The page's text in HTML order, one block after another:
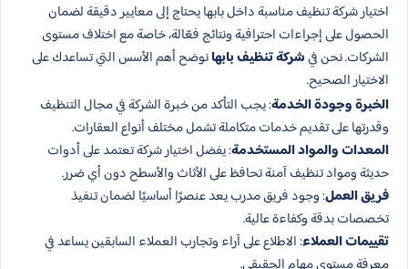
اختيار شركة تنظيف مناسبة داخل بابها يحتاج إلى معايير دقيقة لضمان
الحصول على إجراءات احترافية ونتائج فعّالة، خاصة مع اختلاف مستوى
الشركات. نحن فيشركة تنظيف بابهانوضح أهم الأسس التي تساعدك على
الاختيار الصحيح.
الخبرة وجودة الخدمة: يجب التأكد من خبرة الشركة في مجال التنظيف
وقدرتها على تقديم خدمات متكاملة تشمل مختلف أنواع العقارات.
المعدات والمواد المستخدمة: يفضل اختيار شركة تعتمد على أدوات
حديثة ومواد تنظيف آمنة تحافظ على الأثاث والأسطح دون أي ضرر.
فريق العمل: وجود فريق مدرب يعد عنصرًا أساسيًا لضمان تنفيذ
تخصصات بدقة وكفاءة عالية.
تقييمات العملاء: الاطلاع على آراء وتجارب العملاء السابقين يساعد في